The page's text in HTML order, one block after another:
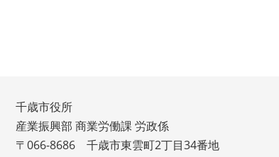
千歳市役所
産業振興部 商業労働課 労政係
〒066-8686 千歳市東雲町2丁目34番地